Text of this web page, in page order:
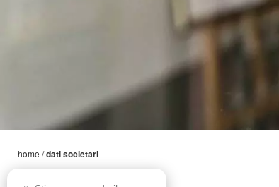
home /dati societari